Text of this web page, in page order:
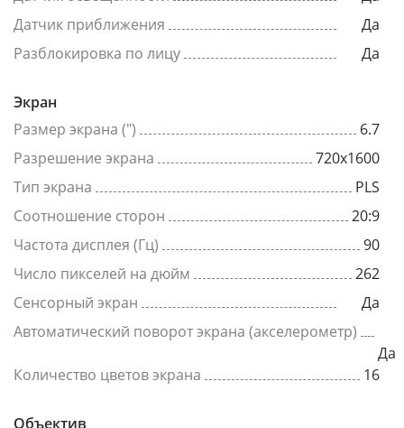
Датчик приближения
Да
Разблокировка по лицу
Да
Экран
Размер экрана (")
6.7
Разрешение экрана
720x1600
Тип экрана
PLS
Соотношение сторон
20:9
Частота дисплея (Гц)
90
Число пикселей на дюйм
262
Сенсорный экран
Да
Автоматический поворот экрана (акселерометр)
Да
Количество цветов экрана
16
Объектив